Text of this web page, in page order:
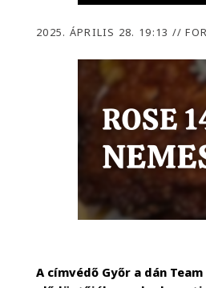
2025. ÁPRILIS 28. 19:13 //
A címvédő Győr a dán